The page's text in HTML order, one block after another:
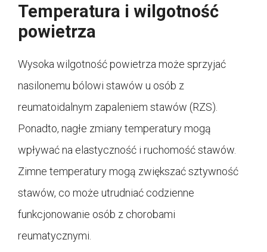
Temperatura i wilgotność
powietrza
Wysoka wilgotność powietrza może sprzyjać
nasilonemu bólowi stawów u osób z
reumatoidalnym zapaleniem stawów (RZS).
Ponadto, nagłe zmiany temperatury mogą
wpływać na elastyczność i ruchomość stawów.
Zimne temperatury mogą zwiększać sztywność
stawów, co może utrudniać codzienne
funkcjonowanie osób z chorobami
reumatycznymi.